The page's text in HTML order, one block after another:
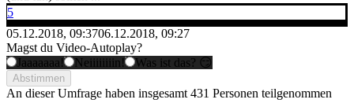
5
05.12.2018, 09:3706.12.2018, 09:27
Magst du Video-Autoplay?
Jaaaaaaa!
Neiiiiiiiin! Was ist das? 😏
Abstimmen
An dieser Umfrage haben insgesamt 431 Personen teilgenommen